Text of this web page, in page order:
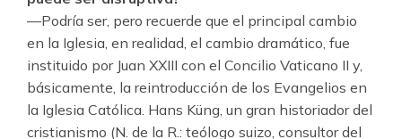
—Podría ser, pero recuerde que el principal cambio
en la Iglesia, en realidad, el cambio dramático, fue
instituido por Juan XXIII con el Concilio Vaticano II y,
básicamente, la reintroducción de los Evangelios en
la Iglesia Católica. Hans Küng, un gran historiador del
cristianismo (N. de la R.: teólogo suizo, consultor del